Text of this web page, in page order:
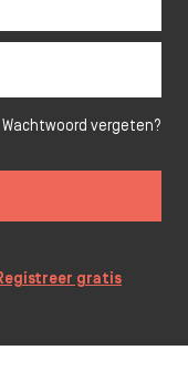
Wachtwoord vergeten?
gratis